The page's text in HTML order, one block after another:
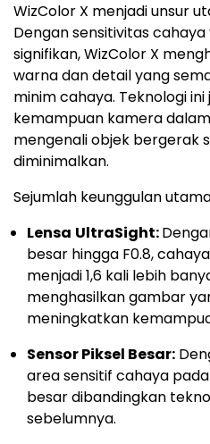
WizColor X menjadi unsur
Dengan sensitivitas
signifikan, WizColor X
warna dan detail yang
minim cahaya. Teknologi
kemampuan kamera
mengenali objek bergerak
diminimalkan.
Sejumlah keunggulan
Lensa UltraSight:
besar hingga F0.8,
menjadi 1,6 kali lebih
menghasilkan gambar
meningkatkan
Sensor Piksel Besar:
area sensitif cahaya
besar dibandingkan
sebelumnya.